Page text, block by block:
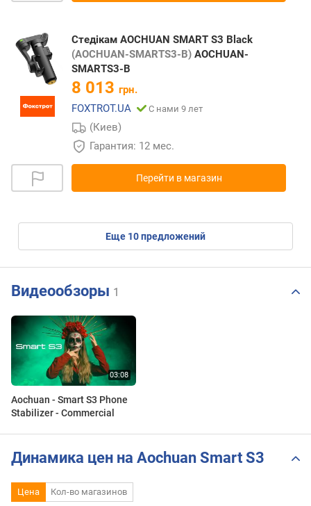
Стедікам AOCHUAN SMART S3 Black
(AOCHUAN-SMARTS3-B) AOCHUAN-
SMARTS3-B
8 013 грн.
FOXTROT.UA
С нами 9 лет
(Киев)
Гарантия: 12 мес.
Перейти в магазин
eще 10предложений
Видеообзоры 1
Aochuan - Smart S3 Phone
Stabilizer - Commercial
Динамика цен на Aochuan Smart S3
Цена Кол-во магазинов